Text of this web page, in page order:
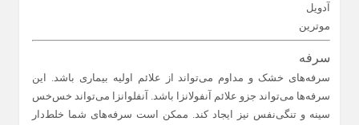
آدویل
موترین
سرفه
سرفه‌های خشک و مداوم می‌تواند از علائم اولیه بیماری باشد. این
سرفه‌ها می‌تواند جزو علائم آنفولانزا باشد. آنفلوانزا می‌تواند خس‌خس
سینه و تنگی‌نفس نیز ایجاد کند. ممکن است سرفه‌های شما خلط‌دار